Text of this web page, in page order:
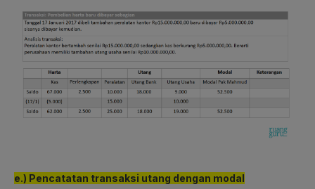
e.) Pencatatan transaksi utang dengan modal